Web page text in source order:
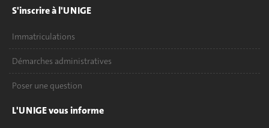
S'inscrire à l'UNIGE
Immatriculations
Démarches administratives
Poser une question
L'UNIGE vous informe